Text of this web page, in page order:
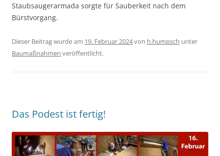
Staubsaugerarmada sorgte für Sauberkeit nach dem
Bürstvorgang.
Dieser Beitrag wurde am 19. Februar 2024von h.humpsch unter
Baumaßnahmen veröffentlicht.
Das Podest ist fertig!